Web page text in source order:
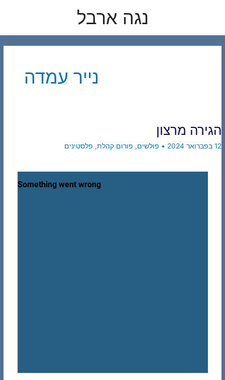
נגה ארבל
נייר עמדה
הגירה מרצון
12 בפברואר 2024 • פולשים, פורום קהלת, פלסטינים